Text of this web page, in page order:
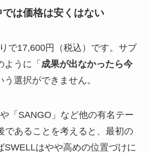
は価格は安くはない
で17,600円（税込）です。サブ
ように「 成果が出なかったら今
う選択ができません。
「SANGO」など他の有名テー
であることを考えると、最初の
SWELLはやや高めの位置づけに